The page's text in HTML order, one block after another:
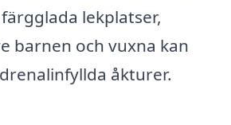
lekplatser,
barnen och vuxna kan
åkturer.